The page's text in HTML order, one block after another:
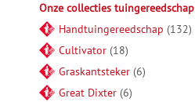
Onze collecties tuingereedschap
Handtuingereedschap 132
Cultivator 18
Graskantsteker 6
Great Dixter 6